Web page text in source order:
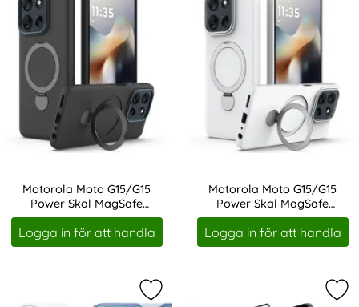
Motorola Moto G15/G15
Power Skal MagSafe
Kickstand Hybrid Svart
Art. nr 245270
Logga in för att handla
Motorola Moto G15/G15
Power Skal MagSafe
Kickstand Hybrid Vit
Art. nr 245271
Logga in för att handla
Markera motorola Moto G15/G15